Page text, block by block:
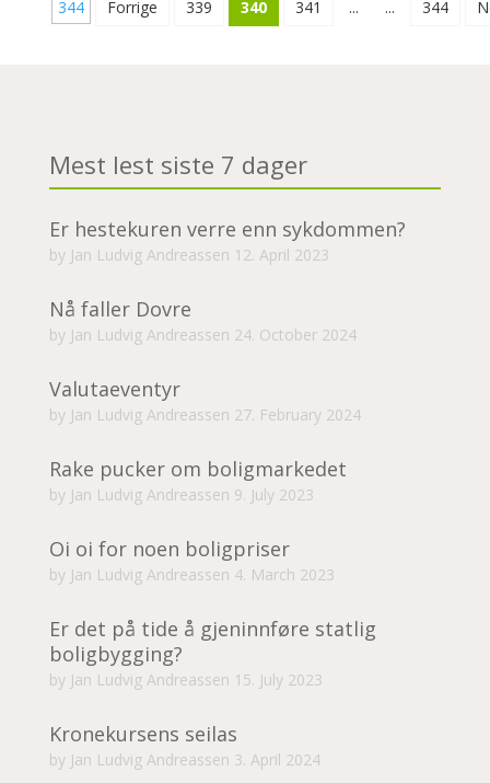
344 Forrige ...
339 340 341 ... 344
Mest lest siste 7 dager
Er hestekuren verre enn sykdommen?
by Jan Ludvig Andreassen 12. April 2023
Nå faller Dovre
by Jan Ludvig Andreassen 24. October 2024
Valutaeventyr
by Jan Ludvig Andreassen 27. February 2024
Rake pucker om boligmarkedet
by Jan Ludvig Andreassen 9. July 2023
Oi oi for noen boligpriser
by Jan Ludvig Andreassen 4. March 2023
Er det på tide å gjeninnføre statlig
boligbygging?
by Jan Ludvig Andreassen 15. July 2023
Kronekursens seilas
by Jan Ludvig Andreassen 3. April 2024